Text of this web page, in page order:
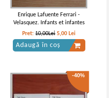
Enrique Lafuente Ferrari -
Velasquez. Infants et infantes
Pret:10,00Lei 5,00 Lei
Adaugă în coș
-40%